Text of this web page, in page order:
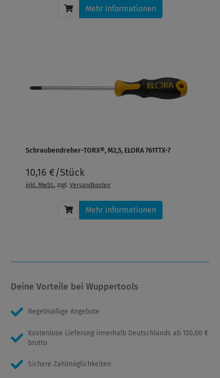
Mehr Informationen
Schraubendreher-TORX®, M2,5, ELORA 761TTX-7
10,16 €/Stück
inkl. MwSt., zzgl.Versandkosten
Mehr Informationen
Deine Vorteile bei Wuppertools
Regelmäßige Angebote
Kostenlose Lieferung innerhalb Deutschlands ab 150,00 €
brutto
Sichere Zahlmöglichkeiten